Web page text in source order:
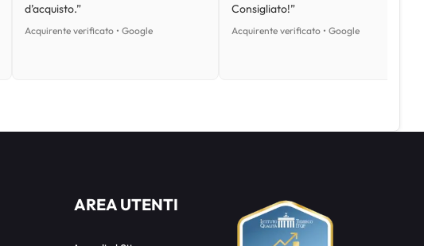
d’acquisto.”
Acquirente verificato • Google
Consigliato!”
Acquirente verificato • Google
AREA UTENTI